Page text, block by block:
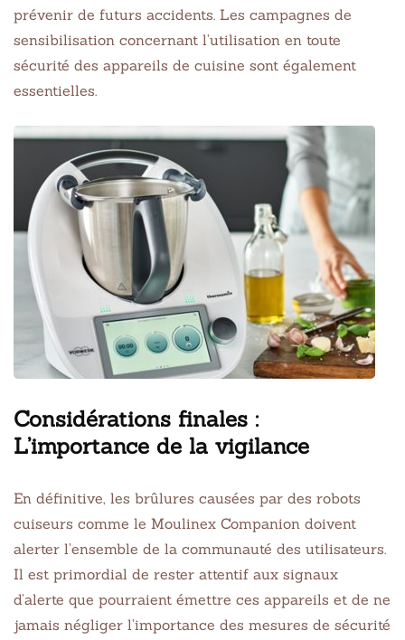
prévenir de futurs accidents. Les campagnes de
sensibilisation concernant l’utilisation en toute
sécurité des appareils de cuisine sont également
essentielles.
Considérations finales :
L’importance de la vigilance
En définitive, les brûlures causées par des robots
cuiseurs comme le Moulinex Companion doivent
alerter l’ensemble de la communauté des utilisateurs.
Il est primordial de rester attentif aux signaux
d’alerte que pourraient émettre ces appareils et de ne
jamais négliger l’importance des mesures de sécurité